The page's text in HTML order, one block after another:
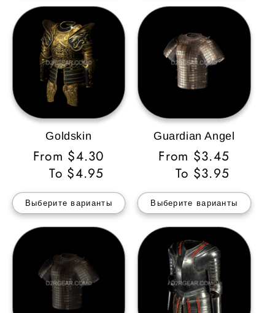
Goldskin
Обычная
цена
From $4.30
To $4.95
Выберите варианты
Guardian Angel
Обычная
цена
From $3.45
To $3.95
Выберите варианты